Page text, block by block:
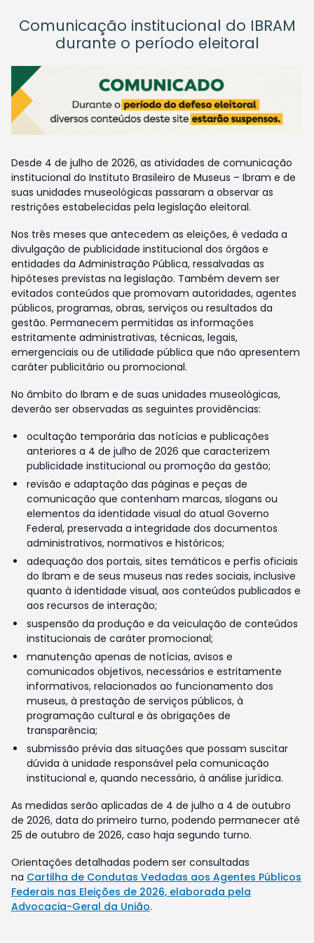
Comunicação institucional do IBRAM
durante o período eleitoral
Desde 4 de julho de 2026, as atividades de comunicação
institucional do Instituto Brasileiro de Museus – Ibram e de
suas unidades museológicas passaram a observar as
restrições estabelecidas pela legislação eleitoral.
Nos três meses que antecedem as eleições, é vedada a
divulgação de publicidade institucional dos órgãos e
entidades da Administração Pública, ressalvadas as
hipóteses previstas na legislação. Também devem ser
evitados conteúdos que promovam autoridades, agentes
públicos, programas, obras, serviços ou resultados da
gestão. Permanecem permitidas as informações
estritamente administrativas, técnicas, legais,
emergenciais ou de utilidade pública que não apresentem
caráter publicitário ou promocional.
No âmbito do Ibram e de suas unidades museológicas,
deverão ser observadas as seguintes providências:
ocultação temporária das notícias e publicações
anteriores a 4 de julho de 2026 que caracterizem
publicidade institucional ou promoção da gestão;
revisão e adaptação das páginas e peças de
comunicação que contenham marcas, slogans ou
elementos da identidade visual do atual Governo
Federal, preservada a integridade dos documentos
administrativos, normativos e históricos;
adequação dos portais, sites temáticos e perfis oficiais
do Ibram e de seus museus nas redes sociais, inclusive
quanto à identidade visual, aos conteúdos publicados e
aos recursos de interação;
suspensão da produção e da veiculação de conteúdos
institucionais de caráter promocional;
manutenção apenas de notícias, avisos e
comunicados objetivos, necessários e estritamente
informativos, relacionados ao funcionamento dos
museus, à prestação de serviços públicos, à
programação cultural e às obrigações de
transparência;
submissão prévia das situações que possam suscitar
dúvida à unidade responsável pela comunicação
institucional e, quando necessário, à análise jurídica.
As medidas serão aplicadas de 4 de julho a 4 de outubro
de 2026, data do primeiro turno, podendo permanecer até
25 de outubro de 2026, caso haja segundo turno.
Orientações detalhadas podem ser consultadas
na Cartilha de Condutas Vedadas aos Agentes Públicos
Federais nas Eleições de 2026, elaborada pela
Advocacia-Geral da União.